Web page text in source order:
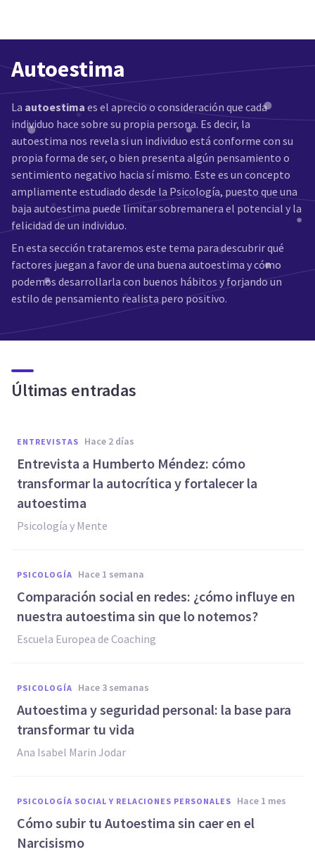
Autoestima
La autoestima es el aprecio o consideración que cada
individuo hace sobre su propia persona. Es decir, la
autoestima nos revela si un individuo está conforme con su
propia forma de ser, o bien presenta algún pensamiento o
sentimiento negativo hacia sí mismo. Este es un concepto
ampliamente estudiado desde la Psicología, puesto que una
baja autoestima puede limitar sobremanera el potencial y la
felicidad de un individuo.
En esta sección trataremos este tema para descubrir qué
factores juegan a favor de una buena autoestima y cómo
podemos desarrollarla con buenos hábitos y forjando un
estilo de pensamiento realista pero positivo.
Últimas entradas
ENTREVISTAS hace 2 días
Entrevista a Humberto Méndez: cómo
transformar la autocrítica y fortalecer la
autoestima
Psicología y Mente
PSICOLOGÍA hace 1 semana
Comparación social en redes: ¿cómo influye en
nuestra autoestima sin que lo notemos?
Escuela Europea de Coaching
PSICOLOGÍA hace 3 semanas
Autoestima y seguridad personal: la base para
transformar tu vida
Ana Isabel Marin Jodar
PSICOLOGÍA SOCIAL Y RELACIONES PERSONALES hace 1 mes
Cómo subir tu Autoestima sin caer en el
Narcisismo